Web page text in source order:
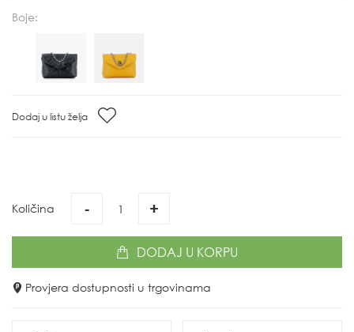
Boje:
Dodaj u listu želja
Količina - +
DODAJ U KORPU
Provjera dostupnosti u trgovinama